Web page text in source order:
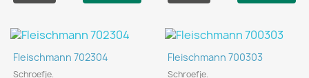
Fleischmann 702304
Schroefje.
Fleischmann 700303
Schroefje.